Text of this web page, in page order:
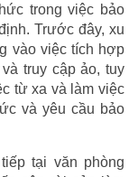
trong việc bảo
Trước đây, xu
vào việc tích hợp
truy cập ảo, tuy
từ xa và làm việc
và yêu cầu bảo
tại văn phòng